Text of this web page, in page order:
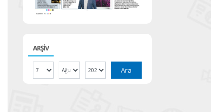
ARŞİV
Ara